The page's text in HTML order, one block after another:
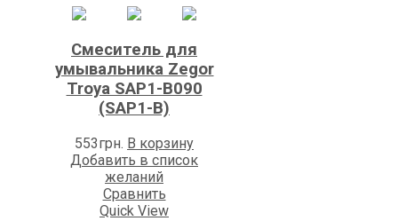
Смеситель для
умывальника Zegor
Trоya SAP1-B090
(SAP1-B)
553грн. В корзину
Добавить в список
желаний
Сравнить
Quick View